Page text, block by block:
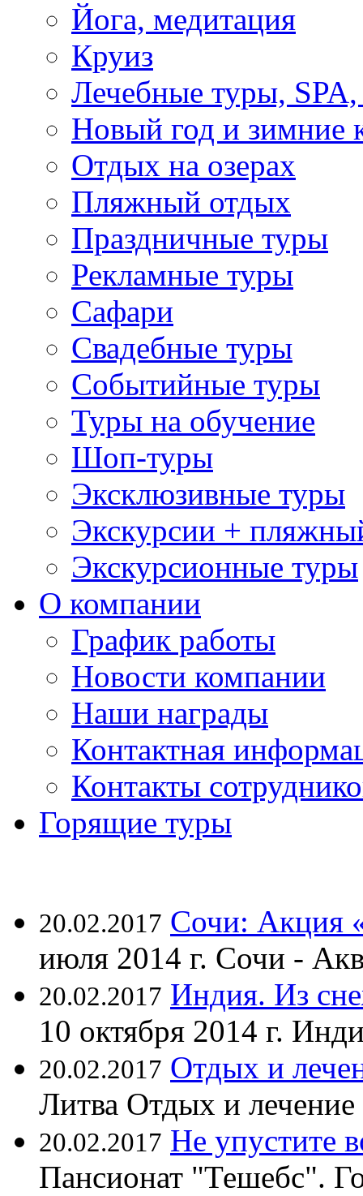
Йога, медитация
Круиз
Лечебные туры, SPA,
Новый год и зимние
Отдых на озерах
Пляжный отдых
Праздничные туры
Рекламные туры
Сафари
Свадебные туры
Событийные туры
Туры на обучение
Шоп-туры
Эксклюзивные туры
Экскурсии +
Экскурсионные туры
О компании
График работы
Новости компании
Наши награды
Контактная
Контакты
Горящие туры
20.02.2017 Сочи: Акция
июля 2014 г. Сочи -
20.02.2017 Индия. Из
10 октября 2014 г.
20.02.2017 Отдых и
Литва Отдых и лечение
20.02.2017 Не упустите
Пансионат "Тешебс".